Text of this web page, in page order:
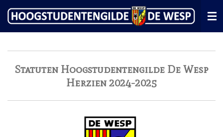
Ga
direct
naar
hoofdinhoud
Statuten Hoogstudentengilde De Wesp
Herzien 2024-2025